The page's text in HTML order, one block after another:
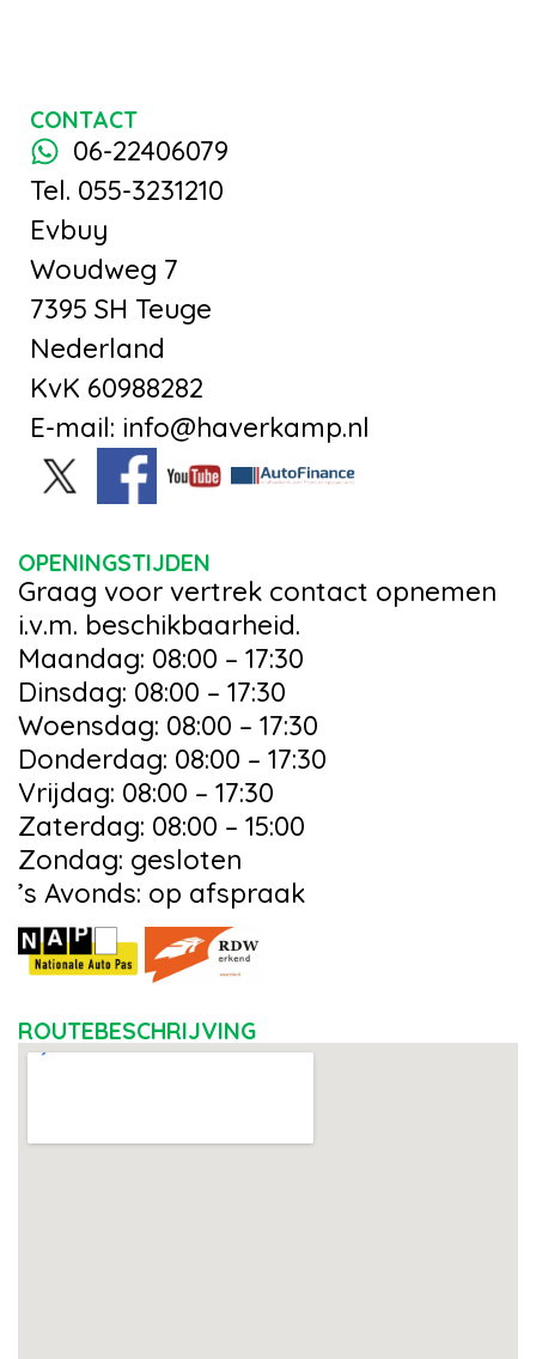
CONTACT
06-22406079
Tel. 055-3231210
Evbuy
Woudweg 7
7395 SH Teuge
Nederland
KvK 60988282
E-mail: info@haverkamp.nl
OPENINGSTIJDEN
Graag voor vertrek contact opnemen
i.v.m. beschikbaarheid.
Maandag: 08:00 – 17:30
Dinsdag: 08:00 – 17:30
Woensdag: 08:00 – 17:30
Donderdag: 08:00 – 17:30
Vrijdag: 08:00 – 17:30
Zaterdag: 08:00 – 15:00
Zondag: gesloten
’s Avonds: op afspraak
ROUTEBESCHRIJVING